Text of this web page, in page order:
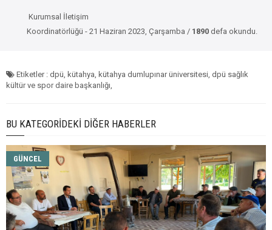
Kurumsal İletişim
Koordinatörlüğü - 21 Haziran 2023, Çarşamba / 1890 defa okundu.
Etiketler : dpü, kütahya, kütahya dumlupınar üniversitesi, dpü sağlık
kültür ve spor daire başkanlığı,
BU KATEGORIDEKI DIĞER HABERLER
GÜNCEL